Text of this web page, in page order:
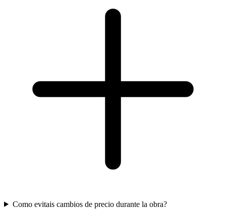
Como evitais cambios de precio durante la obra?